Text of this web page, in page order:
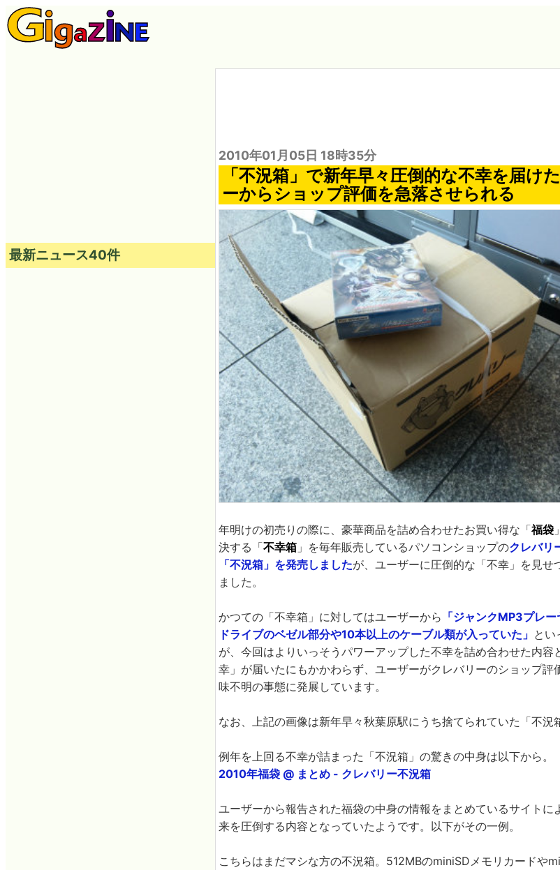
2010年01月05日 18時35分
「不況箱」で新年早々圧倒的な不幸を届け
ーからショップ評価を急落させられる
年明けの初売りの際に、豪華商品を詰め合わせたお買い得な「福袋
決する「不幸箱 」を毎年販売しているパソコンショップのクレバリ
「不況箱」を発売しましたが、ユーザーに圧倒的な「不幸」を見せ
ました。
かつての「不幸箱」に対してはユーザーから 「ジャンクMP3プレ
ドライブのベゼル部分や10本以上のケーブル類が入っていた」 とい
が、今回はよりいっそうパワーアップした不幸を詰め合わせた内容
幸」が届いたにもかかわらず、ユーザーがクレバリーのショップ評
味不明の事態に発展しています。
なお、上記の画像は新年早々秋葉原駅にうち捨てられていた「不況
例年を上回る不幸が詰まった「不況箱」の驚きの中身は以下から。
2010年福袋 @ まとめ - クレバリー不況箱
ユーザーから報告された福袋の中身の情報をまとめているサイトに
来を圧倒する内容となっていたようです。以下がその一例。
こちらはまだマシな方の不況箱。512MBのminiSDメモリカードや
最新ニュース40件